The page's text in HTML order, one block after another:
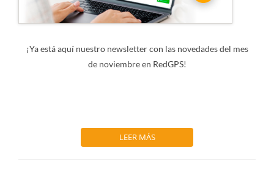
¡Ya está aquí nuestro newsletter con las novedades del mes
de noviembre en RedGPS!
LEER MÁS